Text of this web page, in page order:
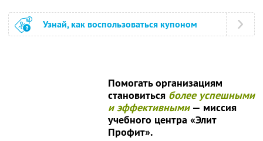
Узнай, как воспользоваться купоном
Помогать организациям
становиться более успешными
и эффективными— миссия
учебного центра «Элит
Профит».